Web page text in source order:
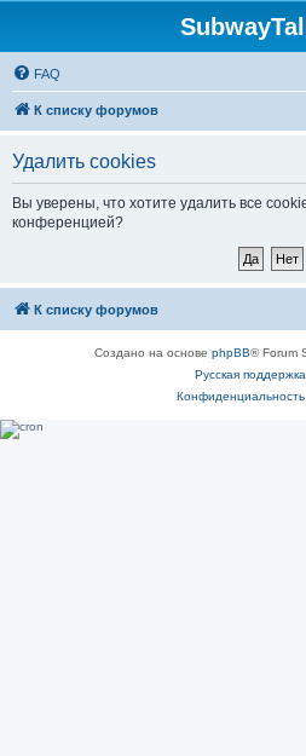
FAQ
К списку форумов
Удалить cookies
Вы уверены, что хотите удалить все
конференцией?
К списку форумов
Создано на основе phpBB® Forum
Русская
Конфиденциальность